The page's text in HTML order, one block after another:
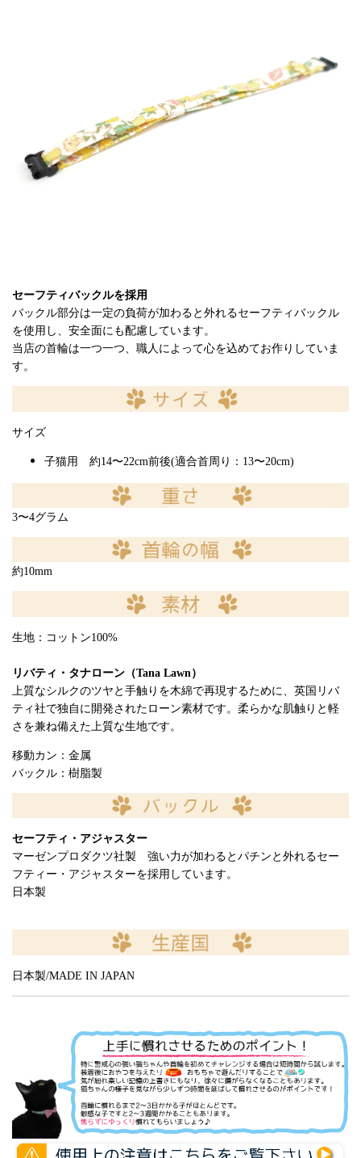
セーフティバックルを採用
バックル部分は一定の負荷が加わると外れるセーフティバックル
を使用し、安全面にも配慮しています。
当店の首輪は一つ一つ、職人によって心を込めてお作りしていま
す。
サイズ
子猫用 約14〜22cm前後(適合首周り：13〜20cm)
3〜4グラム
約10mm
生地：コットン100%
リバティ・タナローン（Tana Lawn）
上質なシルクのツヤと手触りを木綿で再現するために、英国リバ
ティ社で独自に開発されたローン素材です。柔らかな肌触りと軽
さを兼ね備えた上質な生地です。
移動カン：金属
バックル：樹脂製
セーフティ・アジャスター
マーゼンプロダクツ社製 強い力が加わるとパチンと外れるセー
フティー・アジャスターを採用しています。
日本製
日本製/MADE IN JAPAN